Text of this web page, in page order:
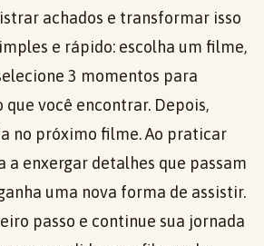
achados e transformar isso
e rápido: escolha um filme,
3 momentos para
você encontrar. Depois,
no próximo filme. Ao praticar
a enxergar detalhes que passam
uma nova forma de assistir.
passo e continue sua jornada